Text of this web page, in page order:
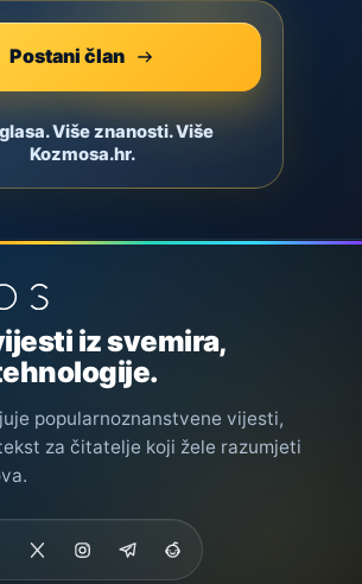
Postani član
Više znanosti. Više
Kozmosa.hr.
iz svemira,
popularnoznanstvene vijesti,
za čitatelje koji žele razumjeti